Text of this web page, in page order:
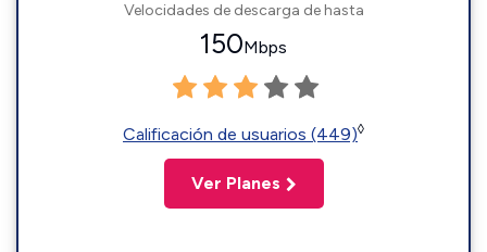
Velocidades de descarga de hasta
150Mbps
Calificación de usuarios (449)◊
Ver Planes